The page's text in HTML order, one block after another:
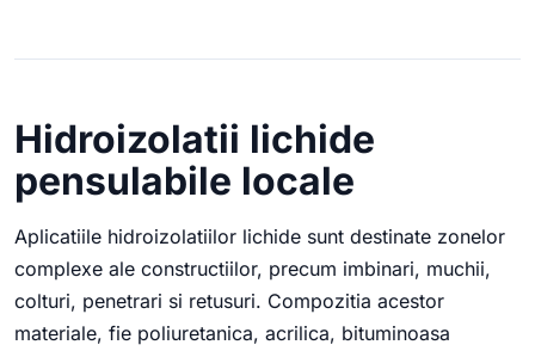
Hidroizolatii lichide
pensulabile locale
Aplicatiile hidroizolatiilor lichide sunt destinate zonelor
complexe ale constructiilor, precum imbinari, muchii,
colturi, penetrari si retusuri. Compozitia acestor
materiale, fie poliuretanica, acrilica, bituminoasa